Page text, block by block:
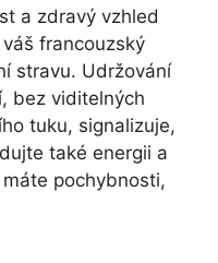
a zdravý vzhled
francouzský
stravu. Udržování
bez viditelných
tuku, signalizuje,
také energii a
pochybnosti,